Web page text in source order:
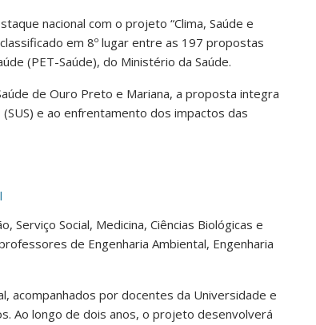
nacional com o projeto “Clima, Saúde e
em 8º lugar entre as 197 propostas
(PET-Saúde), do Ministério da Saúde.
de Ouro Preto e Mariana, a proposta integra
e ao enfrentamento dos impactos das
Social, Medicina, Ciências Biológicas e
de Engenharia Ambiental, Engenharia
acompanhados por docentes da Universidade e
Ao longo de dois anos, o projeto desenvolverá